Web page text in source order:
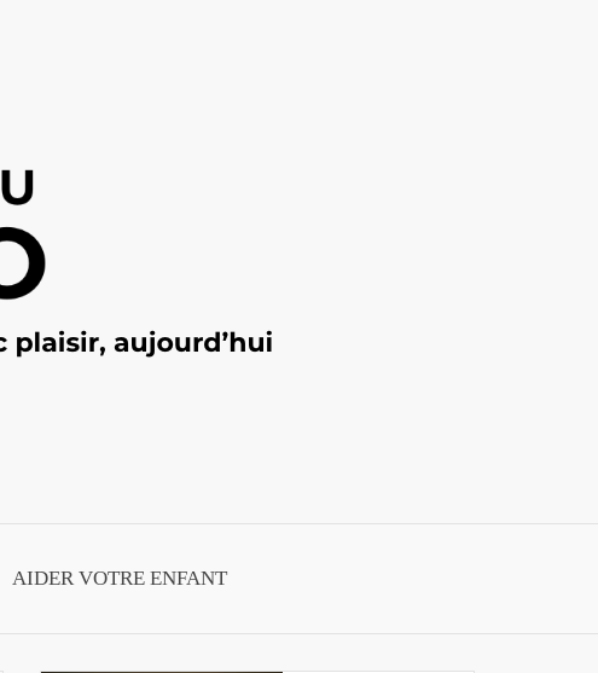
AIDER VOTRE ENFANT